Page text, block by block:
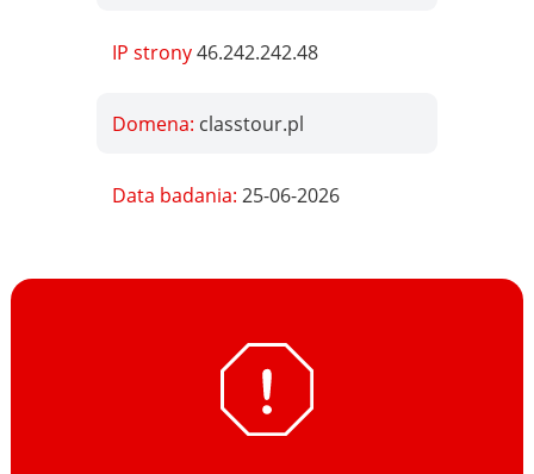
IP strony46.242.242.48
Domena: classtour.pl
Data badania:25-06-2026